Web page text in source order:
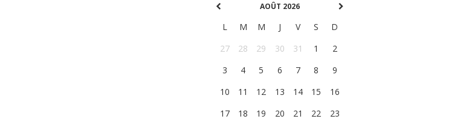
AOÛT 2026
L M M J V S
D
27
28 29 30 31 1
2
3
4 5 6 7 8
9
10
11 12 13 14 15
16
17
18 19 20 21 22
23